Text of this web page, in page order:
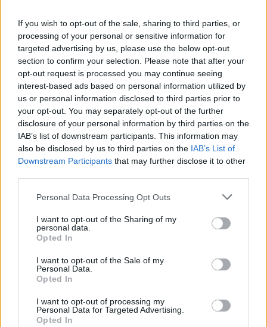
If you wish to opt-out of the sale, sharing to third parties, or
processing of your personal or sensitive information for
targeted advertising by us, please use the below opt-out
section to confirm your selection. Please note that after your
opt-out request is processed you may continue seeing
interest-based ads based on personal information utilized by
us or personal information disclosed to third parties prior to
your opt-out. You may separately opt-out of the further
disclosure of your personal information by third parties on the
IAB’s list of downstream participants. This information may
also be disclosed by us to third parties on the IAB’s List of
Downstream Participants that may further disclose it to other
Personal Data Processing Opt Outs
I want to opt-out of the Sharing of my
personal data.
Opted In
I want to opt-out of the Sale of my
Personal Data.
Opted In
I want to opt-out of processing my
Personal Data for Targeted Advertising.
Opted In
pozlátený 18 k zlatom, čo mu dodáva luxusný vzhľad a
zaručuje trvácnosť. Jeho výnimočný dizajn zdobí päť
nádherných zirkonov, z ktorých jeden je v očarujúcej
ružovej farbe, druhý v romantickej ružovo-bordovej a
tretí v hlbokej bordovej farbe. Dva priehľadné zirkony
dopĺňajú celkový vzhľad a vytvárajú harmonickú
symfóniu farieb, ktorá pritiahne pozornosť a dodá
vášmu outfitu pôvab. Tento elegantný náhrdelník je
ideálny na špeciálne príležitosti, ako aj na každodenné
nosenie, a určite sa stane obľúbeným klenotom vo
vašej šperkovnici.
Parametre
Výrobca: Vamira